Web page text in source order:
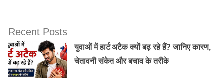
Recent Posts
युवाओं में हार्ट अटैक क्यों बढ़ रहे हैं? जानिए कारण,
चेतावनी संकेत और बचाव के तरीके